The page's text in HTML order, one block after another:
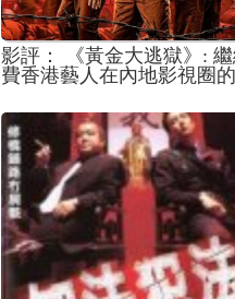
影評： 《黃金大逃獄》:
費香港藝人在內地影視圈